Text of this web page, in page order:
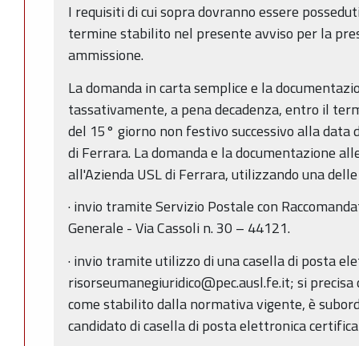
I requisiti di cui sopra dovranno essere
termine stabilito nel presente avviso per la
ammissione.
La domanda in carta semplice e la
tassativamente, a pena decadenza, entro il
del 15° giorno non festivo successivo alla data
di Ferrara. La domanda e la documentazione
all'Azienda USL di Ferrara, utilizzando una
· invio tramite Servizio Postale con
Generale - Via Cassoli n. 30 – 44121.
· invio tramite utilizzo di una casella di posta
risorseumanegiuridico@pec.ausl.fe.it; si
come stabilito dalla normativa vigente, è
candidato di casella di posta elettronica